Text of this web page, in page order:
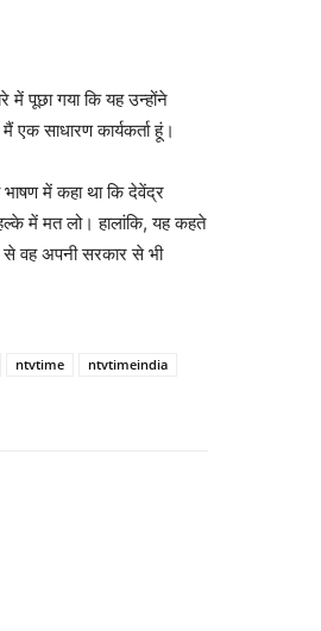
पूछा गया कि यह उन्होंने
साधारण कार्यकर्ता हूं।
में कहा था कि देवेंद्र
में मत लो। हालांकि, यह कहते
से वह अपनी सरकार से भी
ntvtime
ntvtimeindia